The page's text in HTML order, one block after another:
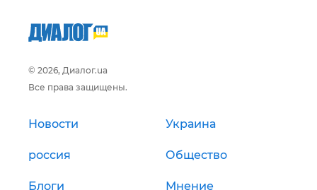
© 2026, Диалог.ua
Все права защищены.
Новости Украина
россия Общество
Блоги Мнение